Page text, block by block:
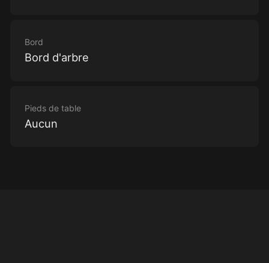
Bord
Bord d'arbre
Pieds de table
Aucun